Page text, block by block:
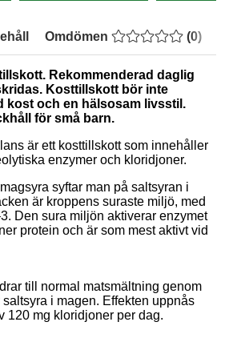
Omdömen (0)
Rekommenderad daglig
Kosttillskott bör inte
kost och en hälsosam livsstil.
för små barn.
är ett kosttillskott som innehåller
enzymer och kloridjoner.
syftar man på saltsyran i
är kroppens suraste miljö, med
Den sura miljön aktiverar enzymet
protein och är som mest aktivt vid
till normal matsmältning genom
i magen. Effekten uppnås
120 mg kloridjoner per dag.